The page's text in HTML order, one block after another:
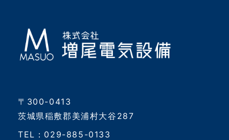
〒300-0413
茨城県稲敷郡美浦村大谷287
TEL：029-885-0133